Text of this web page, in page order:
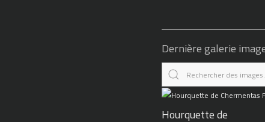
Dernière galerie
Hourquette de